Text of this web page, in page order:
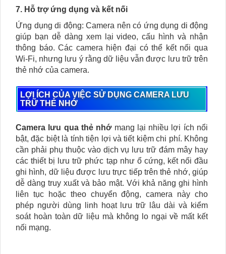
7. Hỗ trợ ứng dụng và kết nối
Ứng dụng di động: Camera nên có ứng dụng di động
giúp bạn dễ dàng xem lại video, cấu hình và nhận
thông báo. Các camera hiện đại có thể kết nối qua
Wi-Fi, nhưng lưu ý rằng dữ liệu vẫn được lưu trữ trên
thẻ nhớ của camera.
LỢI ÍCH CỦA VIỆC SỬ DỤNG CAMERA LƯU
TRỮ THẺ NHỚ
Camera lưu qua thẻ nhớmang lại nhiều lợi ích nổi
bật, đặc biệt là tính tiện lợi và tiết kiệm chi phí. Không
cần phải phụ thuộc vào dịch vụ lưu trữ đám mây hay
các thiết bị lưu trữ phức tạp như ổ cứng, kết nối đầu
ghi hình, dữ liệu được lưu trực tiếp trên thẻ nhớ, giúp
dễ dàng truy xuất và bảo mật. Với khả năng ghi hình
liên tục hoặc theo chuyển động, camera này cho
phép người dùng linh hoạt lưu trữ lâu dài và kiểm
soát hoàn toàn dữ liệu mà không lo ngại về mất kết
nối mạng.